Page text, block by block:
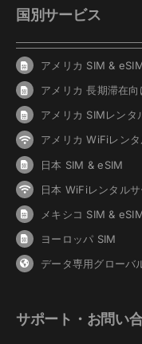
国別サービス
アメリカ SIM &
アメリカ 長期滞在
アメリカ SIMレンタ
アメリカ WiFiレン
日本 SIM & eSIM
日本 WiFiレンタルサ
メキシコ SIM &
ヨーロッパ SIM
データ専用グローバ
サポート・お問い